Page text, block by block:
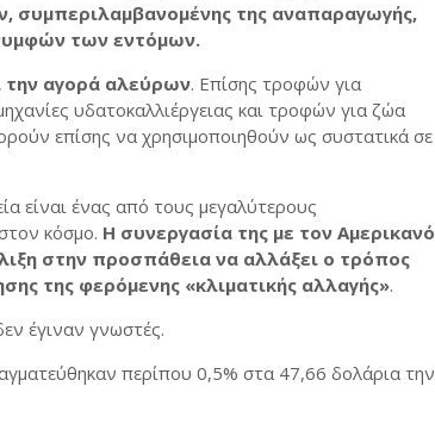
συμπεριλαμβανομένης της αναπαραγωγής,
των εντόμων.
την αγορά αλεύρων. Επίσης τροφών για
υδατοκαλλιέργειας και τροφών για ζώα
επίσης να χρησιμοποιηθούν ως συστατικά σε
είναι ένας από τους μεγαλύτερους
κόσμο. Η συνεργασία της με τον Αμερικανό
στην προσπάθεια να αλλάξει ο τρόπος
της φερόμενης «κλιματικής αλλαγής».
έγιναν γνωστές.
περίπου 0,5% στα 47,66 δολάρια την